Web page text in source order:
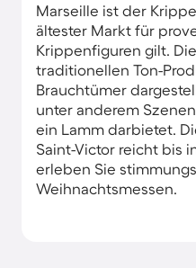
Marseille ist der
ältester Markt für
Krippenfiguren gilt.
traditionellen Ton-
Brauchtümer
unter anderem
ein Lamm darbietet.
Saint-Victor reicht bis
erleben Sie
Weihnachtsmessen.